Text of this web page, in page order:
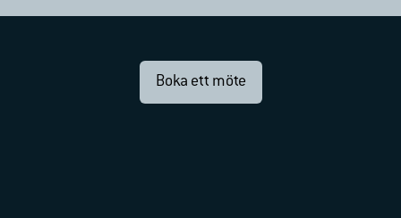
Boka ett möte